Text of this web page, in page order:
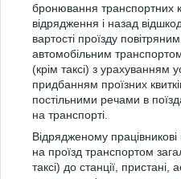
бронювання транспортних
відрядження і назад
вартості проїзду
автомобільним
(крім таксі) з урахуванням
придбанням проїзних
постільними речами в
на транспорті.
Відрядженому
на проїзд транспортом
таксі) до станції,